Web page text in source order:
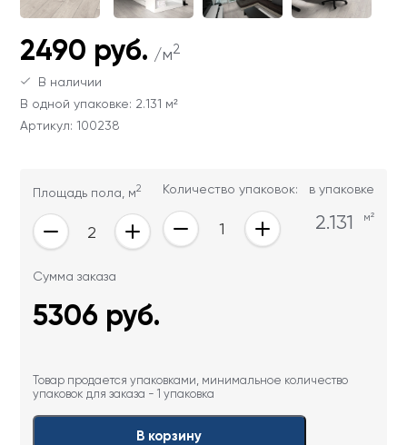
Ваши данные не будут переданы третьим
Ваши данные не будут переданы третьим
2490 руб. /м2
В наличии
В одной упаковке: 2.131 м²
Артикул: 100238
Площадь пола, м2 Количество упаковок: в упаковке
2.131 м²
Сумма заказа
5306 руб.
Товар продается упаковками, минимальное количество
упаковок для заказа - 1 упаковка
В корзину